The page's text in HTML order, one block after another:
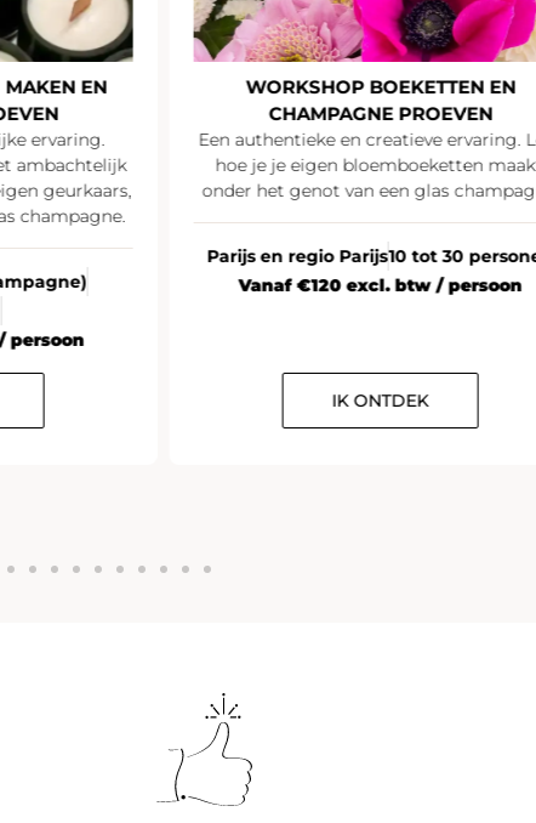
EN
ervaring.
ambachtelijk
geurkaars,
champagne.
persoon
WORKSHOP BOEKETTEN EN
CHAMPAGNE PROEVEN
Een authentieke en creatieve ervaring.
hoe je je eigen bloemboeketten
onder het genot van een glas
Parijs en regio Parijs10 tot 30
Vanaf €120 excl. btw / persoon
IK ONTDEK